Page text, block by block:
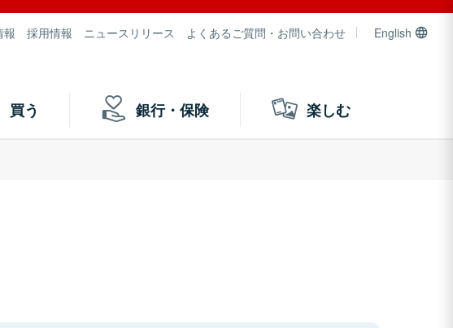
報 採用情報 ニュースリリース よくあるご質問・お問い合わせ English
買う 銀行・保険 楽しむ